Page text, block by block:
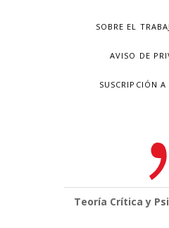
SOBRE EL
AVISO DE
SUSCRIPCIÓN
Teoría Crítica y